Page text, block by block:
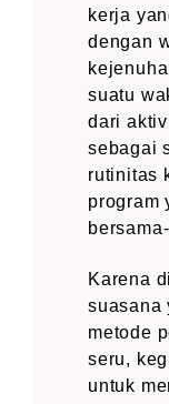
kerja
dengan
suatu
dari
sebagai
rutinitas
program
Karena
suasana
metode
seru,
untuk